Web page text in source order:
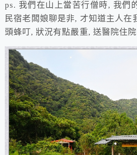
ps. 我們在山上當苦行僧時, 我們
民宿老闆娘聊是非, 才知道主人在
頭蜂叮, 狀況有點嚴重, 送醫院住